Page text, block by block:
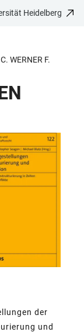
Heidelberg
WERNER F.
der
und